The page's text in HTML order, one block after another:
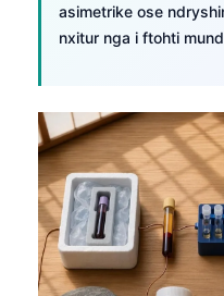
asimetrike ose
nxitur nga i ftohti
Slovenčina
پښتو
سنڌي
සිංහල
Latviešu valoda